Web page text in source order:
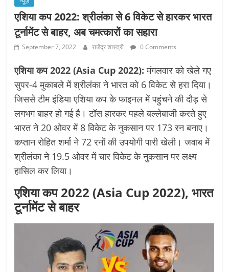
एशिया कप 2022: श्रीलंका से 6 विकेट से हारकर भारत
टूर्नामेंट से बाहर, अब चमत्कारों का सहारा
September 7, 2022 राजेंद्र शास्त्री 0 Comments
एशिया कप 2022 (Asia Cup 2022): मंगलवार को खेले गए
सुपर-4 मुकाबले में श्रीलंका ने भारत को 6 विकेट से हरा दिया।
जिससे टीम इंडिया एशिया कप के फाइनल में पहुंचने की दौड़ से
लगभग बाहर हो गई है। टॉस हारकर पहले बल्लेबाजी करते हुए
भारत ने 20 ओवर में 8 विकेट के नुकसान पर 173 रन बनाए।
कप्तान रोहित शर्मा ने 72 रनों की उपयोगी पारी खेली। जवाब में
श्रीलंका ने 19.5 ओवर में चार विकेट के नुकसान पर लक्ष्य
हासिल कर लिया।
एशिया कप 2022 (Asia Cup 2022), भारत
टूर्नामेंट से बाहर